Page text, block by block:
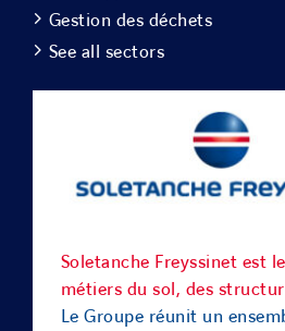
Gestion des déchets
See all sectors
Soletanche Freyssinet est
métiers du sol, des
Le Groupe réunit un